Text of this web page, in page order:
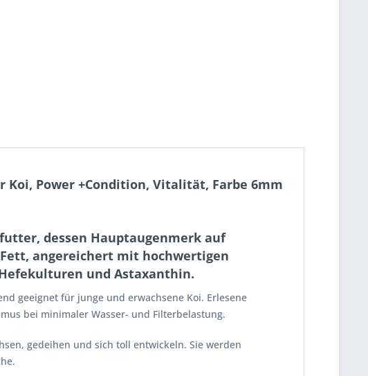
Power +Condition, Vitalität, Farbe 6mm
dessen Hauptaugenmerk auf
angereichert mit hochwertigen
und Astaxanthin.
geeignet für junge und erwachsene Koi. Erlesene
bei minimaler Wasser- und Filterbelastung.
gedeihen und sich toll entwickeln. Sie werden